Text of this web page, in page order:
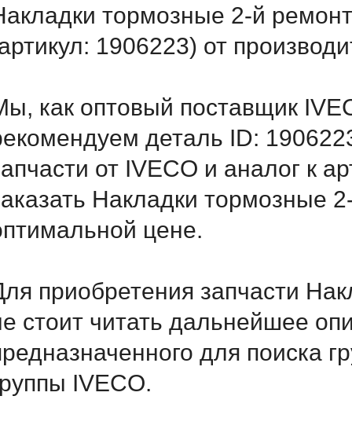
тормозные 2-й
1906223) от
как оптовый поставщик
деталь ID:
от IVECO и аналог к
Накладки тормозные
цене.
приобретения запчасти
стоит читать дальнейшее
для поиска
IVECO.